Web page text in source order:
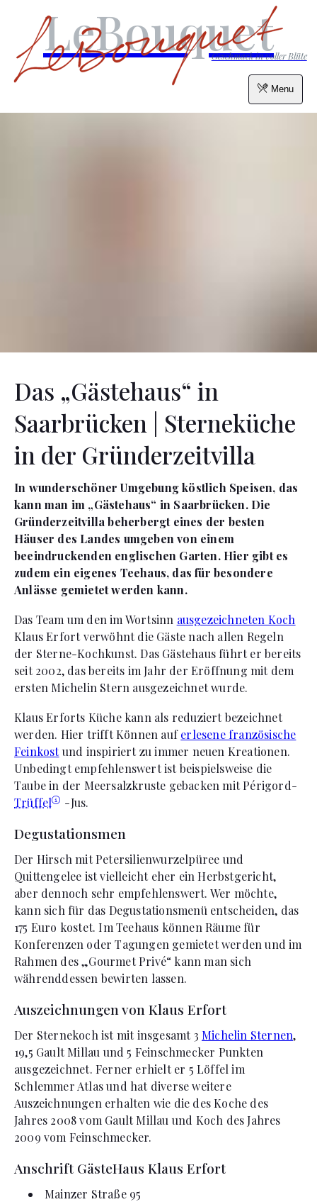
Menu
LeBouquet
Geschmack in voller Blüte
Das „Gästehaus“ in
Saarbrücken | Sterneküche
in der Gründerzeitvilla
In wunderschöner Umgebung köstlich Speisen, das
kann man im „Gästehaus“ in Saarbrücken. Die
Gründerzeitvilla beherbergt eines der besten
Häuser des Landes umgeben von einem
beeindruckenden englischen Garten. Hier gibt es
zudem ein eigenes Teehaus, das für besondere
Anlässe gemietet werden kann.
Das Team um den im Wortsinn ausgezeichneten Koch
Klaus Erfort verwöhnt die Gäste nach allen Regeln
der Sterne-Kochkunst. Das Gästehaus führt er bereits
seit 2002, das bereits im Jahr der Eröffnung mit dem
ersten Michelin Stern ausgezeichnet wurde.
Klaus Erforts Küche kann als reduziert bezeichnet
werden. Hier trifft Können auferlesene französische
Feinkostund inspiriert zu immer neuen Kreationen.
Unbedingt empfehlenswert ist beispielsweise die
Taube in der Meersalzkruste gebacken mit Périgord-
Trüffel
-Jus.
Degustationsmen
Der Hirsch mit Petersilienwurzelpüree und
Quittengelee ist vielleicht eher ein Herbstgericht,
aber dennoch sehr empfehlenswert. Wer möchte,
kann sich für das Degustationsmenü entscheiden, das
175 Euro kostet. Im Teehaus können Räume für
Konferenzen oder Tagungen gemietet werden und im
Rahmen des „Gourmet Privé“ kann man sich
währenddessen bewirten lassen.
Auszeichnungen von Klaus Erfort
Der Sternekoch ist mit insgesamt 3 Michelin Sternen,
19,5 Gault Millau und 5 Feinschmecker Punkten
ausgezeichnet. Ferner erhielt er 5 Löffel im
Schlemmer Atlas und hat diverse weitere
Auszeichnungen erhalten wie die des Koche des
Jahres 2008 vom Gault Millau und Koch des Jahres
2009 vom Feinschmecker.
Anschrift GästeHaus Klaus Erfort
Mainzer Straße 95